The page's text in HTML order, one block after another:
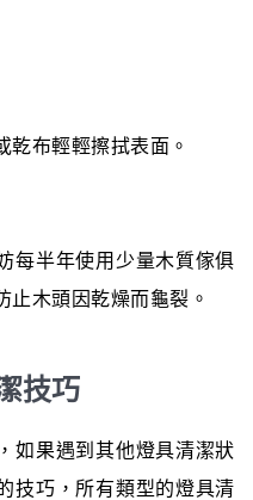
乾布輕輕擦拭表面。
每半年使用少量木質傢俱
止木頭因乾燥而龜裂。
技巧
如果遇到其他燈具清潔狀
技巧，所有類型的燈具清